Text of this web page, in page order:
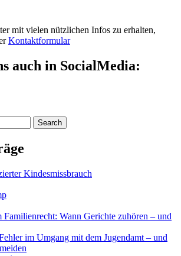
mit vielen nützlichen Infos zu erhalten,
Kontaktformular
auch in SocialMedia:
Kindesmissbrauch
Wann Gerichte zuhören – und
im Umgang mit dem Jugendamt – und